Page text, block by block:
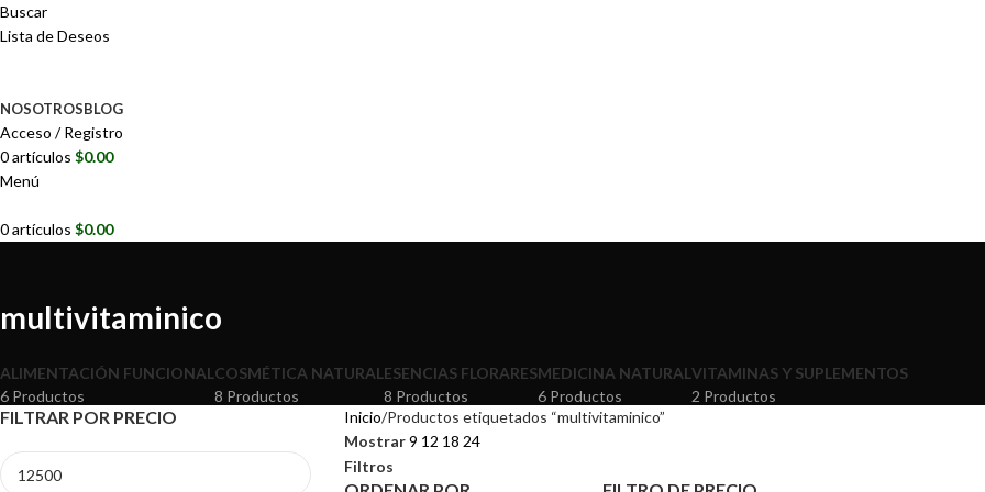
Buscar
Lista de Deseos
NOSOTROSBLOG
Acceso / Registro
0artículos $0.00
Menú
0artículos $0.00
multivitaminico
ALIMENTACIÓN FUNCIONAL
6 Productos
COSMÉTICA NATURAL
8 Productos
ESENCIAS FLORARES
8 Productos
MEDICINA NATURAL
6 Productos
VITAMINAS Y SUPLEMENTOS
2 Productos
FILTRAR POR PRECIO Inicio Productos etiquetados “multivitaminico”
Mostrar9 12 18 24
Filtros